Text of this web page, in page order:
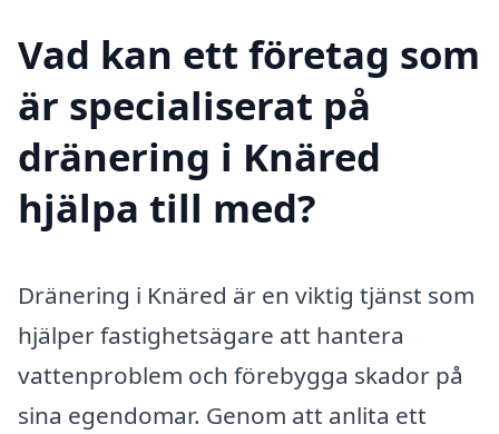
Vad kan ett företag som
är specialiserat på
dränering i Knäred
hjälpa till med?
Dränering i Knäred är en viktig tjänst som
hjälper fastighetsägare att hantera
vattenproblem och förebygga skador på
sina egendomar. Genom att anlita ett